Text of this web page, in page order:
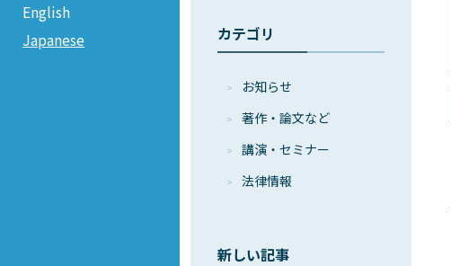
English
Japanese
カテゴリ
お知らせ
著作・論⽂など
講演・セミナー
法律情報
新しい記事